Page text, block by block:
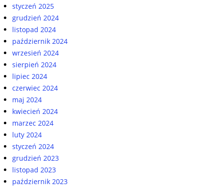
styczeń 2025
grudzień 2024
listopad 2024
październik 2024
wrzesień 2024
sierpień 2024
lipiec 2024
czerwiec 2024
maj 2024
kwiecień 2024
marzec 2024
luty 2024
styczeń 2024
grudzień 2023
listopad 2023
październik 2023